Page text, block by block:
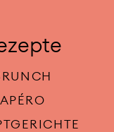
APÉRO